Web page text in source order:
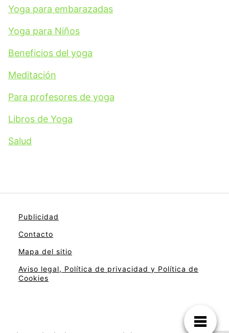
Yoga para embarazadas
Yoga para Niños
Beneficios del yoga
Meditación
Para profesores de yoga
Libros de Yoga
Salud
Publicidad
Contacto
Mapa del sitio
Aviso legal, Política de privacidad y Política de
Cookies